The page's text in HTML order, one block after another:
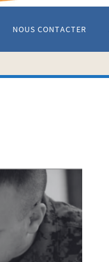
NOUS CONTACTER